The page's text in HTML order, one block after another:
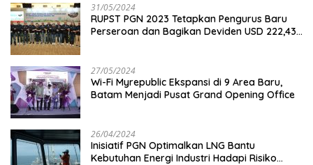
31/05/2024
RUPST PGN 2023 Tetapkan Pengurus Baru
Perseroan dan Bagikan Deviden USD 222,43
27/05/2024
Wi-Fi Myrepublic Ekspansi di 9 Area Baru,
Batam Menjadi Pusat Grand Opening Office
26/04/2024
Inisiatif PGN Optimalkan LNG Bantu
Kebutuhan Energi Industri Hadapi Risiko